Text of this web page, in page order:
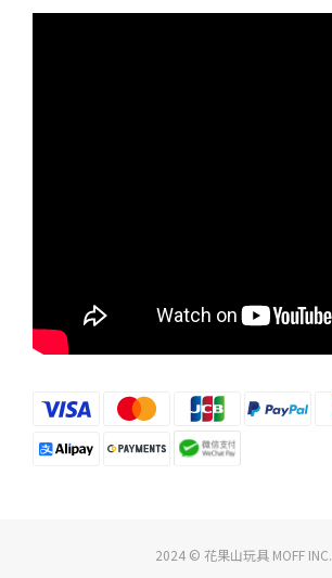
2024 © 花果山玩具 MOFF INC.